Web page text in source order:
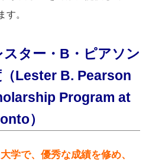
す。
ター・B・ピアソン
（Lester B. Pearson
Program at
）
学で、優秀な成績を修め、